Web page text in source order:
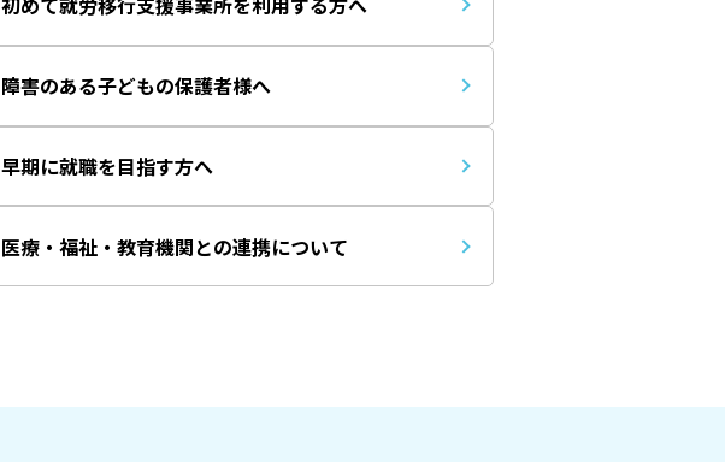
障害のある子どもの保護者様へ
早期に就職を目指す方へ
医療・福祉・教育機関との連携について